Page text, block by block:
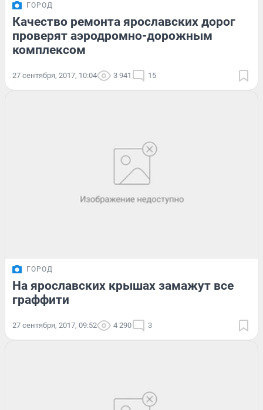
ГОРОД
Качество ремонта ярославских дорог
проверят аэродромно-дорожным
комплексом
27 сентября, 2017, 10:04 3 941 15
ГОРОД
На ярославских крышах замажут все
граффити
27 сентября, 2017, 09:52 4 290 3